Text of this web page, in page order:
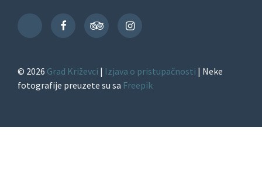
TikTok
FacebookTripAdvisorInstagram
© 2026 Grad Križevci | Izjava o pristupačnosti | Neke
fotografije preuzete su sa Freepik